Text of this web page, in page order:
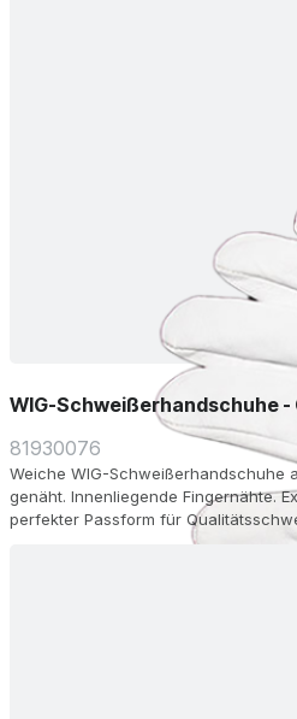
WIG-Schweißerhandschuhe -
81930076
Weiche WIG-Schweißerhandschuhe
genäht. Innenliegende Fingernähte.
perfekter Passform für